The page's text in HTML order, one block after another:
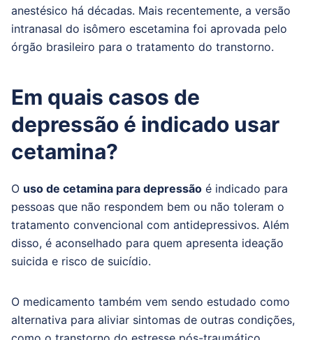
anestésico há décadas. Mais recentemente, a versão
intranasal do isômero escetamina foi aprovada pelo
órgão brasileiro para o tratamento do transtorno.
Em quais casos de
depressão é indicado usar
cetamina?
O uso de cetamina para depressão é indicado para
pessoas que não respondem bem ou não toleram o
tratamento convencional com antidepressivos. Além
disso, é aconselhado para quem apresenta ideação
suicida e risco de suicídio.
O medicamento também vem sendo estudado como
alternativa para aliviar sintomas de outras condições,